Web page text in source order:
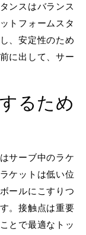
ンスはバランス
トフォームスタ
、安定性のため
に出して、サー
るため
サーブ中のラケ
ケットは低い位
ールにこすりつ
。接触点は重要
とで最適なトッ